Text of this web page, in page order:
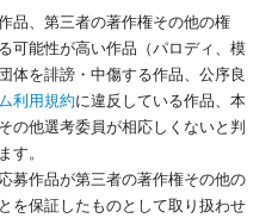
品、第三者の著作権その他の権
可能性が高い作品（パロディ、模
体を誹謗・中傷する作品、公序良
利用規約に違反している作品、本
の他選考委員が相応しくないと判
。
募作品が第三者の著作権その他の
を保証したものとして取り扱わせ